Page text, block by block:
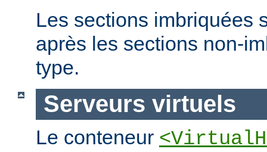
Les sections imbriquées
après les sections non-
type.
Serveurs virtuels
Le conteneur